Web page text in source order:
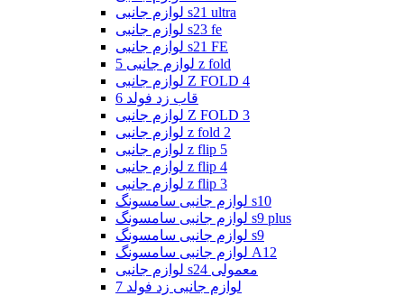
لوازم جانبی s21 ultra
لوازم جانبی s23 fe
لوازم جانبی s21 FE
لوازم جانبی 5 z fold
لوازم جانبی Z FOLD 4
قاب زد فولد 6
لوازم جانبی Z FOLD 3
لوازم جانبی z fold 2
لوازم جانبی z flip 5
لوازم جانبی z flip 4
لوازم جانبی z flip 3
لوازم جانبی سامسونگ s10
لوازم جانبی سامسونگ s9 plus
لوازم جانبی سامسونگ s9
لوازم جانبی سامسونگ A12
لوازم جانبی s24 معمولی
لوازم جانبی زد فولد 7